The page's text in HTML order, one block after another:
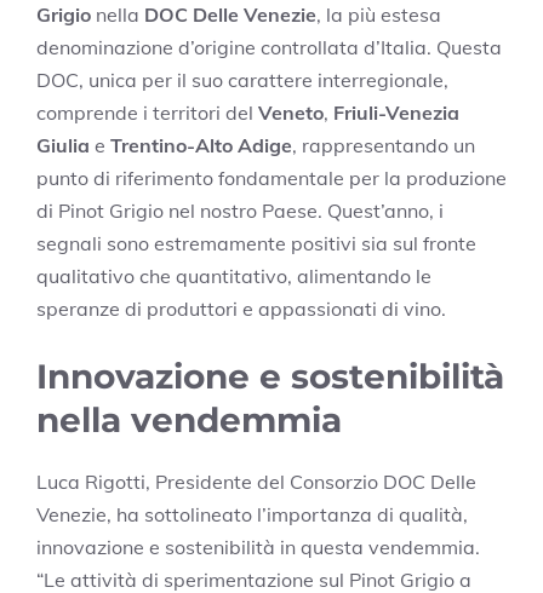
Grigio nella DOC Delle Venezie, la più estesa
denominazione d’origine controllata d’Italia. Questa
DOC, unica per il suo carattere interregionale,
comprende i territori del Veneto, Friuli-Venezia
Giulia e Trentino-Alto Adige, rappresentando un
punto di riferimento fondamentale per la produzione
di Pinot Grigio nel nostro Paese. Quest’anno, i
segnali sono estremamente positivi sia sul fronte
qualitativo che quantitativo, alimentando le
speranze di produttori e appassionati di vino.
Innovazione e sostenibilità
nella vendemmia
Luca Rigotti, Presidente del Consorzio DOC Delle
Venezie, ha sottolineato l’importanza di qualità,
innovazione e sostenibilità in questa vendemmia.
“Le attività di sperimentazione sul Pinot Grigio a